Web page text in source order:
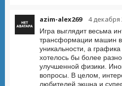
azim-alex269 4 декабря
Игра выглядит весьма
трансформации машин в
уникальности, а
хотелось бы более
улучшенной физики.
вопросы. В целом,
любителей экшна и